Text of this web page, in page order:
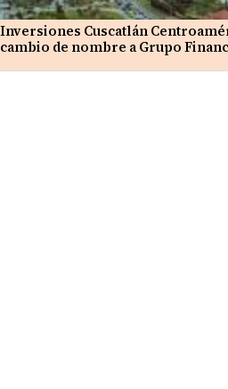
Inversiones Cuscatlán
cambio de nombre a Grupo